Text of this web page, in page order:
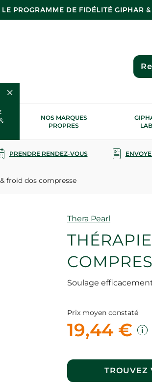
PROGRAMME DE FIDÉLITÉ GIPHAR
NOS MARQUES
PROPRES
LAB
PRENDRE RENDEZ-VOUS
froid dos compresse
Marque
Thera Pearl
Soulage
Prix moyen constaté
19,44 €
TROUVEZ